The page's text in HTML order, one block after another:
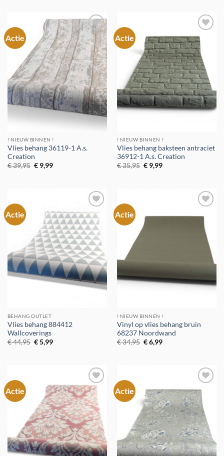
Actie
Toevoegen
aan
verlanglijst
! NIEUW BINNEN !
Vlies behang 36119-1 A.s.
Creation
€39,95 Oorspronkelijke
prijs
€9,99Huidige
Actie
Toevoegen
aan
verlanglijst
! NIEUW BINNEN !
Vlies behang baksteen antraciet
36912-1 A.s. Creation
€35,95 Oorspronkelijke
prijs
€9,99Huidige
Actie
Toevoegen
aan
verlanglijst
BEHANG OUTLET
Vlies behang 884412
Wallcoverings
€44,95 Oorspronkelijke
prijs
€5,99Huidige
Actie
verlanglijst
! NIEUW BINNEN !
Vinyl op vlies behang bruin
68237 Noordwand
€34,95 Oorspronkelijke
prijs
€6,99Huidige
Actie
Toevoegen
aan
verlanglijst
Actie
Toevoegen
aan
verlanglijst